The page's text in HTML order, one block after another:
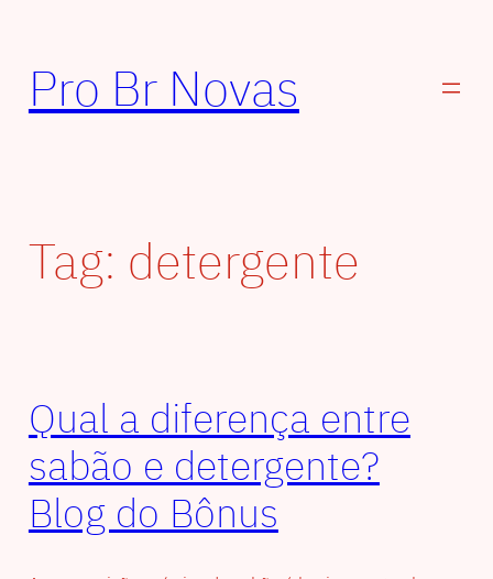
conteúdo
Pro Br Novas
Tag: detergente
Qual a diferença entre
sabão e detergente?
Blog do Bônus